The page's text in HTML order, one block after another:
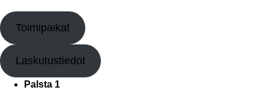
Toimipaikat
Laskutustiedot
Palsta 1